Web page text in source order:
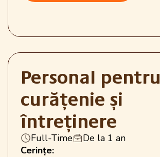
Personal pentru
curățenie și
întreținere
Full-Time
De la 1 an
Cerințe: